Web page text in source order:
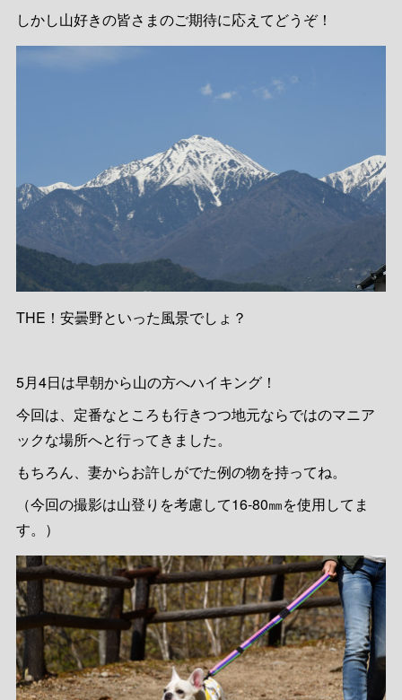
しかし山好きの皆さまのご期待に応えてどうぞ！
THE！安曇野といった風景でしょ？
5月4日は早朝から山の方へハイキング！
今回は、定番なところも行きつつ地元ならではのマニア
ックな場所へと行ってきました。
もちろん、妻からお許しがでた例の物を持ってね。
（今回の撮影は山登りを考慮して16-80㎜を使用してま
す。）